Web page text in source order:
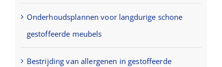
Onderhoudsplannen voor langdurige schone
gestoffeerde meubels
Bestrijding van allergenen in gestoffeerde